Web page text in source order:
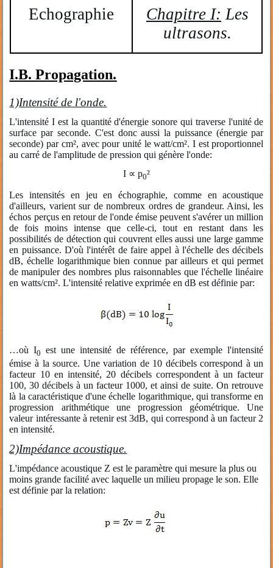
Echographie Chapitre I: Les
ultrasons.
I.B. Propagation.
1)Intensité de l'onde.
L'intensité I est la quantité d'énergie sonore qui traverse l'unité de
surface par seconde. C'est donc aussi la puissance (énergie par
seconde) par cm², avec pour unité le watt/cm². I est proportionnel
au carré de l'amplitude de pression qui génère l'onde:
I ∝ p0²
Les intensités en jeu en échographie, comme en acoustique
d'ailleurs, varient sur de nombreux ordres de grandeur. Ainsi, les
échos perçus en retour de l'onde émise peuvent s'avérer un million
de fois moins intense que celle-ci, tout en restant dans les
possibilités de détection qui couvrent elles aussi une large gamme
en puissance. D'où l'intérêt de faire appel à l'échelle des décibels
dB, échelle logarithmique bien connue par ailleurs et qui permet
de manipuler des nombres plus raisonnables que l'échelle linéaire
en watts/cm². L'intensité relative exprimée en dB est définie par:
…où I0 est une intensité de référence, par exemple l'intensité
émise à la source. Une variation de 10 décibels correspond à un
facteur 10 en intensité, 20 décibels correspondent à un facteur
100, 30 décibels à un facteur 1000, et ainsi de suite. On retrouve
là la caractéristique d'une échelle logarithmique, qui transforme en
progression arithmétique une progression géométrique. Une
valeur intéressante à retenir est 3dB, qui correspond à un facteur 2
en intensité.
2)Impédance acoustique.
L'impédance acoustique Z est le paramètre qui mesure la plus ou
moins grande facilité avec laquelle un milieu propage le son. Elle
est définie par la relation: